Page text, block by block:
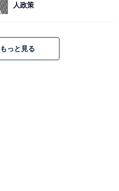
9.9％）でした。継続利用意
用者で5割前後となっていま
人政策
っと見る